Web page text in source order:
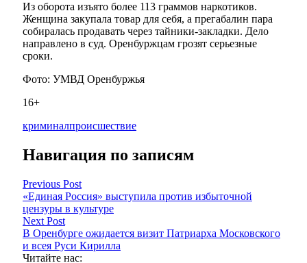
Из оборота изъято более 113 граммов наркотиков.
Женщина закупала товар для себя, а прегабалин пара
собиралась продавать через тайники-закладки. Дело
направлено в суд. Оренбуржцам грозят серьезные
сроки.
Фото: УМВД Оренбуржья
16+
криминалпроисшествие
Навигация по записям
Previous Post
«Единая Россия» выступила против избыточной
цензуры в культуре
Next Post
В Оренбурге ожидается визит Патриарха Московского
и всея Руси Кирилла
Читайте нас: